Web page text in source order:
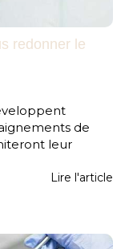
redonner le
de
leur
Lire l'article